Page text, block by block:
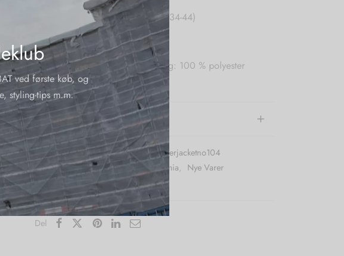
ved første køb, og
styling-tips m.m.
One size (suitable for appr. sizes 34-44)
Dry-clean
Material:
65 % wool, 35 % polyester. Lining: 100 % polyester
(containing recycled fibers)
Yderligere information
Varenummer (SKU): Karmamiaspencerjacketno104
Kategorier: Frakker, Jakker Karmamia, Nye Varer
Varemærke:
Karmamia
Del